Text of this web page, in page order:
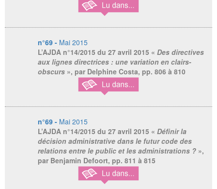
n°69 - Mai 2015
L’AJDA n°14/2015 du 27 avril 2015 « Des directives
aux lignes directrices : une variation en clairs-
obscurs », par Delphine Costa, pp. 806 à 810
n°69 - Mai 2015
L’AJDA n°14/2015 du 27 avril 2015 « Définir la
décision administrative dans le futur code des
relations entre le public et les administrations ? »,
par Benjamin Defoort, pp. 811 à 815